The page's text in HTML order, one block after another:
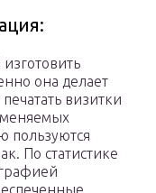
она делает
визитки
пользуются
По статистике